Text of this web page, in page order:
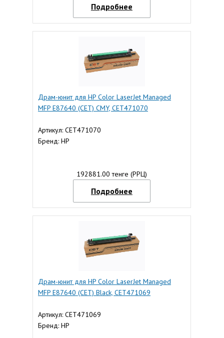
Подробнее
Драм-юнит для HP Color LaserJet Managed
MFP E87640 (CET) CMY, CET471070
Артикул: CET471070
Бренд: HP
192881.00 тенге (РРЦ)
Подробнее
Драм-юнит для HP Color LaserJet Managed
MFP E87640 (CET) Black, CET471069
Артикул: CET471069
Бренд: HP